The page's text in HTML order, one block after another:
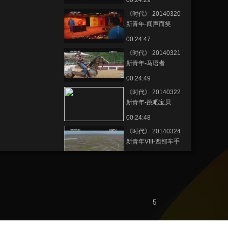
《时代》 20140320
新青年-闻声而笑
00:24:47
《时代》 20140321
新青年-马语者
00:24:49
《时代》 20140322
新青年-跳吧宝贝
00:24:48
《时代》 20140324
新青年VIII-西部车手
今日亞洲
5